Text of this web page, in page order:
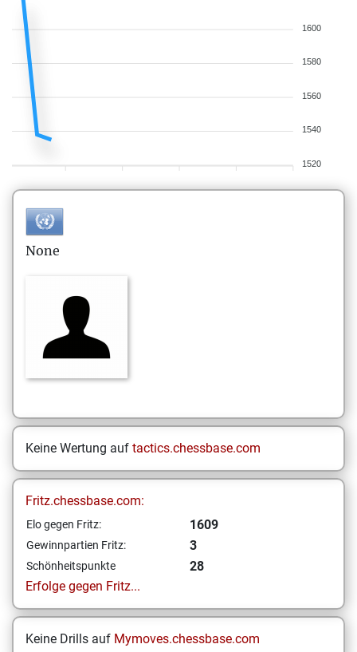
1600
1580
1560
1540
1520
None
Keine Wertung auf tactics.chessbase.com
Fritz.chessbase.com:
Elo gegen Fritz: 1609
Gewinnpartien Fritz: 3
Schönheitspunkte
28
Erfolge gegen Fritz...
Keine Drills auf Mymoves.chessbase.com